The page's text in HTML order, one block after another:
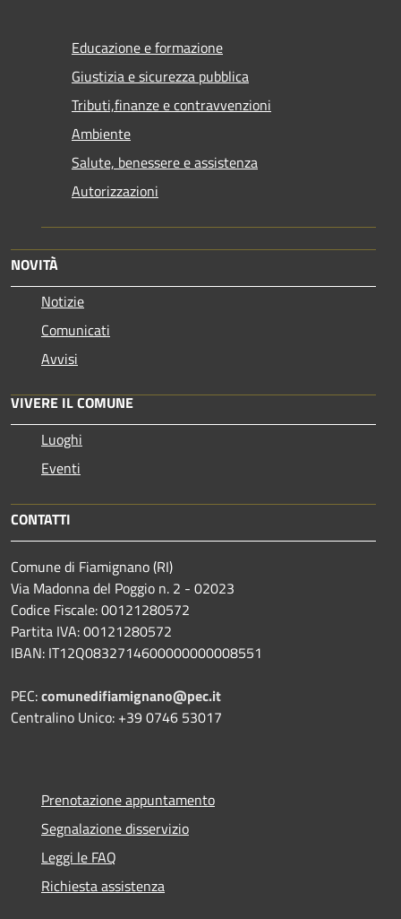
Educazione e formazione
Giustizia e sicurezza pubblica
Tributi,finanze e contravvenzioni
Ambiente
Salute, benessere e assistenza
Autorizzazioni
NOVITÀ
Notizie
Comunicati
Avvisi
VIVERE IL COMUNE
Luoghi
Eventi
CONTATTI
Comune di Fiamignano (RI)
Via Madonna del Poggio n. 2 - 02023
Codice Fiscale: 00121280572
Partita IVA: 00121280572
IBAN: IT12Q0832714600000000008551
PEC:comunedifiamignano@pec.it
Centralino Unico: +39 0746 53017
Prenotazione appuntamento
Segnalazione disservizio
Leggi le FAQ
Richiesta assistenza